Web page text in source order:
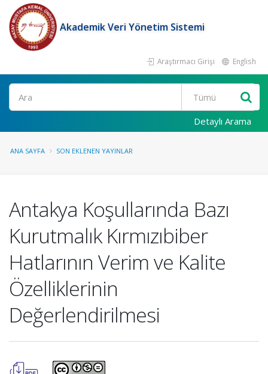
Akademik Veri Yönetim Sistemi
Araştırmacı Girişi English
Ara
Detaylı Arama
ANA SAYFA SON EKLENEN YAYINLAR
Antakya Koşullarında Bazı
Kurutmalık Kırmızıbiber
Hatlarının Verim ve Kalite
Özelliklerinin
Değerlendirilmesi